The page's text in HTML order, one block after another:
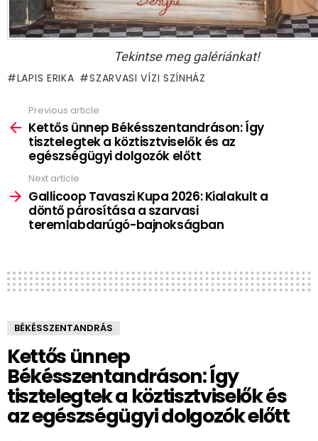
Tekintse meg galériánkat!
LAPIS ERIKA SZARVASI VÍZI SZÍNHÁZ
more
Previous article
Kettős ünnep Békésszentandráson: Így
tisztelegtek a köztisztviselők és az
egészségügyi dolgozók előtt
Next article
Gallicoop Tavaszi Kupa 2026: Kialakult a
döntő párosítása a szarvasi
teremlabdarúgó-bajnokságban
BÉKÉSSZENTANDRÁS
Kettős ünnep
Békésszentandráson: Így
tisztelegtek a köztisztviselők és
az egészségügyi dolgozók előtt